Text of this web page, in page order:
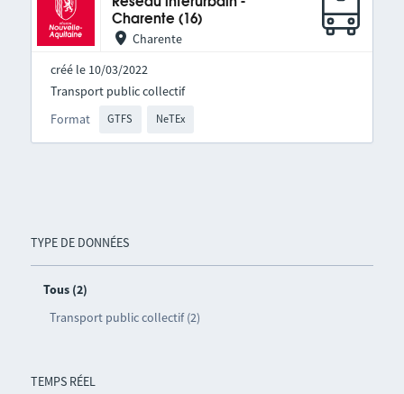
TYPE DE DONNÉES
Tous (2)
Transport public collectif (2)
TEMPS RÉEL
Charente (16)
Charente
créé le 10/03/2022
Format GTFS NeTEx
Transport public collectif